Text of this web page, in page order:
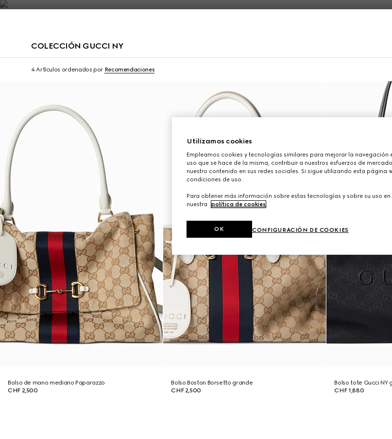
COLECCIÓN GUCCI NY
4 Artículos ordenados por Recomendaciones
Limited Edition
Bolso de mano mediano Paparazzo
CHF 2,500
Bolso Boston Borsetto grande
CHF 2,500
Bolso tote Gucci NY
CHF 1,880
Utilizamos cookies
Empleamos cookies y tecnologías similares para mejorar la navegación
uso que se hace de la misma, contribuir a nuestros esfuerzos de
nuestro contenido en sus redes sociales. Si sigue utilizando esta página
condiciones de uso.
Para obtener más información sobre estas tecnologías y sobre su uso
nuestra
política de cookies.
CONFIGURACIÓN DE COOKIES
OK